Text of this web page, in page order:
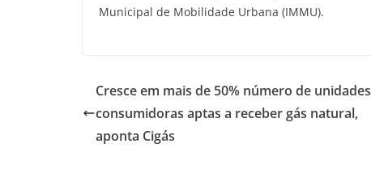
Municipal de Mobilidade Urbana (IMMU).
Cresce em mais de 50% número de unidades
consumidoras aptas a receber gás natural,
aponta Cigás